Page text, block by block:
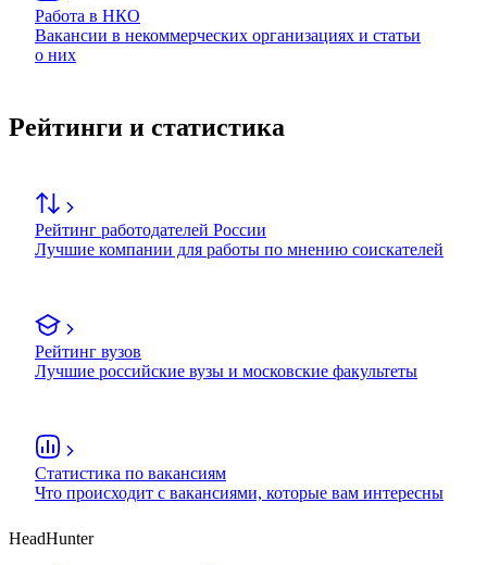
Работа в НКО
Вакансии в некоммерческих организациях и статьи
о них
Рейтинги и статистика
Рейтинг работодателей России
Лучшие компании для работы по мнению соискателей
Рейтинг вузов
Лучшие российские вузы и московские факультеты
Статистика по вакансиям
Что происходит с вакансиями, которые вам интересны
HeadHunter